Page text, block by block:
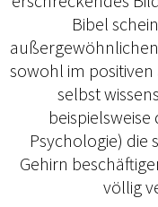
Bibel
sowohl im positiven
selbst
Psychologie) die
Gehirn
völlig